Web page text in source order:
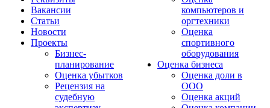
Вакансии
Статьи
Новости
Проекты
Бизнес-
планирование
Оценка убытков
Рецензия на
судебную
компьютеров и
оргтехники
Оценка
спортивного
оборудования
Оценка бизнеса
Оценка доли в
ООО
Оценка акций